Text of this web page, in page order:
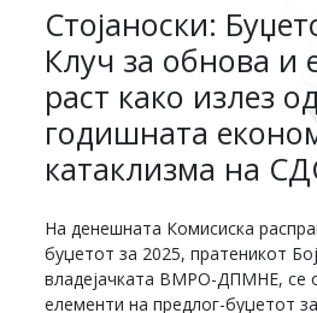
Стојаноски:
Клуч за обнова и
раст како излез
годишната
катаклизма на
На денешната Комисиска
буџетот за 2025, пратеникот
владејачката ВМРО-ДПМНЕ, се
елементи на предлог-буџетот